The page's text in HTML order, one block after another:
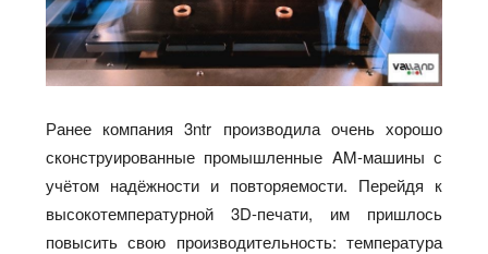
Ранее компания 3ntr производила очень хорошо
сконструированные промышленные AM-машины с
учётом надёжности и повторяемости. Перейдя к
высокотемпературной 3D-печати, им пришлось
повысить свою производительность: температура